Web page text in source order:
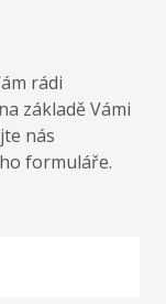
rádi
základě Vámi
nás
formuláře.